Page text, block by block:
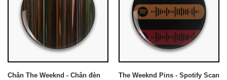
Chân The Weeknd - Chân đèn
The Weeknd Pins - Spotify Scan